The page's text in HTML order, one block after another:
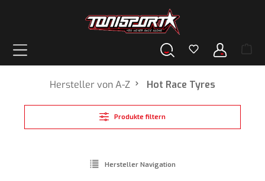
Hersteller von A-Z Hot Race Tyres
Produkte filtern
Hersteller Navigation